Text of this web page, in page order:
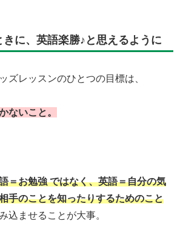
に、英語楽勝♪と思えるように
ズレッスンのひとつの目標は、
ないこと。
＝お勉強 ではなく、英語＝自分の気
手のことを知ったりするためのこと
込ませることが大事。